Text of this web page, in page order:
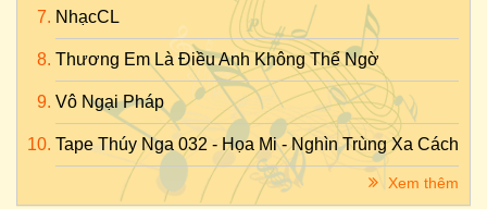
NhạcCL
Thương Em Là Điều Anh Không Thể Ngờ
Vô Ngại Pháp
Tape Thúy Nga 032 - Họa Mi - Nghìn Trùng Xa Cách
Xem thêm